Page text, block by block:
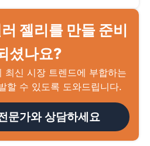
젤리를 만들 준비
셨나요?
최신 시장 트렌드에 부합하는
할 수 있도록 도와드립니다.
문가와 상담하세요